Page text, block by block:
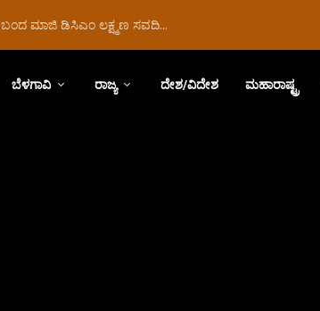
ಮಾಜಿ ಡಿಸಿಎಂ ಲಕ್ಷ್ಮಣ ಸವದಿ...
ಬೆಳಗಾವಿ ರಾಜ್ಯ ದೇಶ/ವಿದೇಶ ಮಹಾರಾಷ್ಟ್ರ